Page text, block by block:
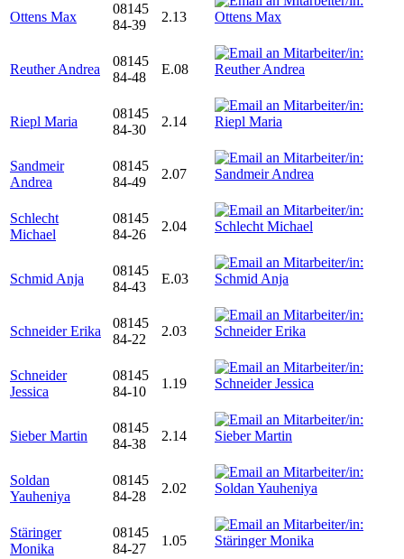
Ottens Max
08145
84-39
2.13
Reuther Andrea
08145
84-48
E.08
Riepl Maria
08145
84-30
2.14
Sandmeir
Andrea
08145
84-49
2.07
Schlecht
Michael
08145
84-26
2.04
Schmid Anja
08145
84-43
E.03
Schneider Erika
08145
84-22
2.03
Schneider
Jessica
08145
84-10
1.19
Sieber Martin
08145
84-38
2.14
Soldan
Yauheniya
08145
84-28
2.02
Stäringer
Monika
08145
84-27
1.05